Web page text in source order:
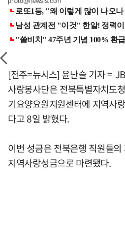
[전주=뉴시스] 윤난슬 기자 =
사랑봉사단은 전북특별자치도
기요양요원지원센터에 지역사
다고 8일 밝혔다.
이번 성금은 전북은행 직원들
지역사랑성금으로 마련됐다.